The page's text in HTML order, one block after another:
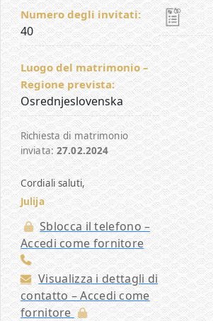
Numero degli invitati:
40
Luogo del matrimonio –
Regione prevista:
Osrednjeslovenska
Richiesta di matrimonio
inviata:27.02.2024
Cordiali saluti,
Julija
Sblocca il telefono –
Accedi come fornitore
Visualizza i dettagli di
contatto – Accedi come
fornitore